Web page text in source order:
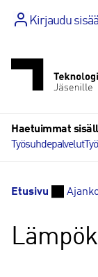
sisältöönKirjaudu
Haetuimmat
Työsuhdepalvelut
Etusivu